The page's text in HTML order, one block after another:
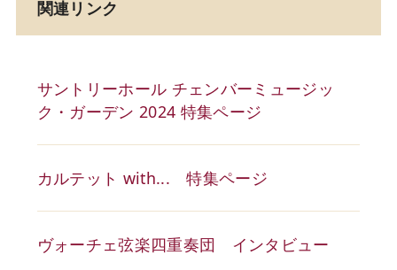
関連リンク
サントリーホール チェンバーミュージッ
ク・ガーデン 2024 特集ページ
カルテット with... 特集ページ
ヴォーチェ弦楽四重奏団 インタビュー